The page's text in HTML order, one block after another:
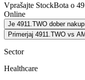
Vprašajte StockBota o
Online
Je 4911.TWO dober
Primerjaj 4911.TWO vs
Sector
Healthcare